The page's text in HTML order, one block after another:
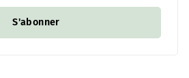
S'abonner